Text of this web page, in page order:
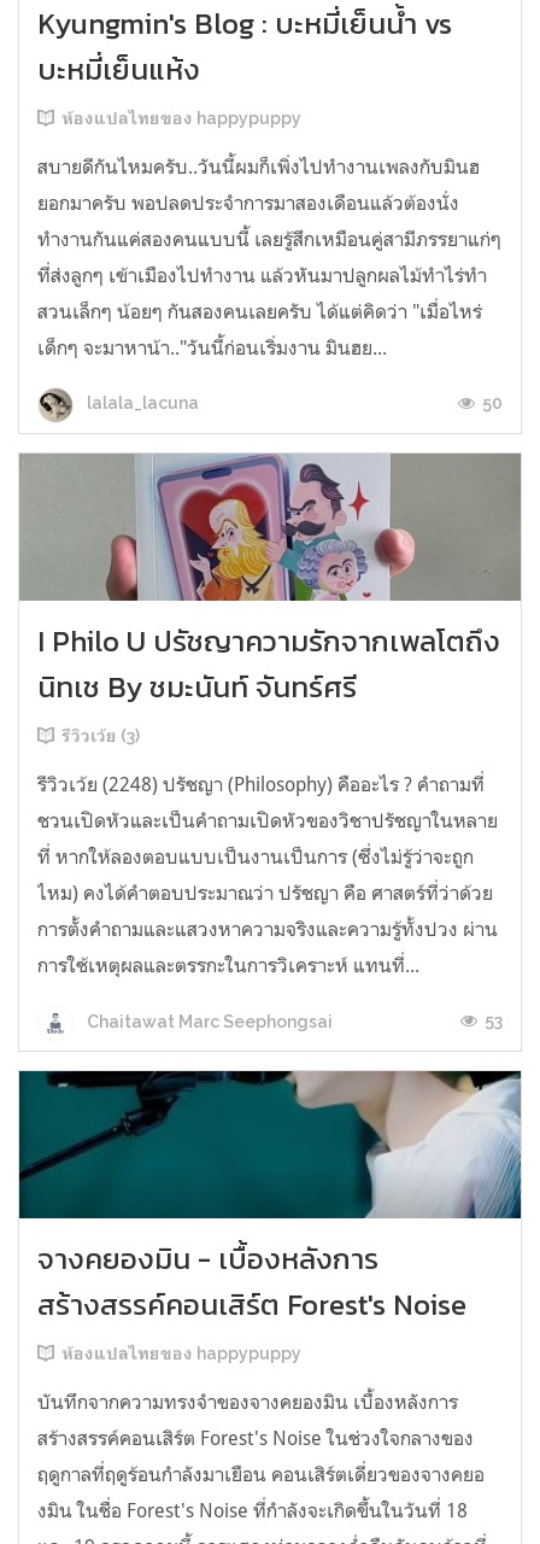
Kyungmin's Blog : บะหมี่เย็นน้ำ vs
บะหมี่เย็นแห้ง
ห้องแปลไทยของ happypuppy
สบายดีกันไหมครับ..วันนี้ผมก็เพิ่งไปทำงานเพลงกับมินฮ
ยอกมาครับ พอปลดประจำการมาสองเดือนแล้วต้องนั่ง
ทำงานกันแค่สองคนแบบนี้ เลยรู้สึกเหมือนคู่สามีภรรยาแก่ๆ
ที่ส่งลูกๆ เข้าเมืองไปทำงาน แล้วหันมาปลูกผลไม้ทำไร่ทำ
สวนเล็กๆ น้อยๆ กันสองคนเลยครับ ได้แต่คิดว่า "เมื่อไหร่
เด็กๆ จะมาหาน้า.."วันนี้ก่อนเริ่มงาน มินฮย...
lalala_lacuna 50
I Philo U ปรัชญาความรักจากเพลโตถึง
นิทเช By ชมะนันท์ จันทร์ศรี
รีวิวเว้ย (3)
รีวิวเว้ย (2248) ปรัชญา (Philosophy) คืออะไร ? คำถามที่
ชวนเปิดหัวและเป็นคำถามเปิดหัวของวิชาปรัชญาในหลาย
ที่ หากให้ลองตอบแบบเป็นงานเป็นการ (ซึ่งไม่รู้ว่าจะถูก
ไหม) คงได้คำตอบประมาณว่า ปรัชญา คือ ศาสตร์ที่ว่าด้วย
การตั้งคำถามและแสวงหาความจริงและความรู้ทั้งปวง ผ่าน
การใช้เหตุผลและตรรกะในการวิเคราะห์ แทนที่...
Chaitawat Marc Seephongsai 53
จางคยองมิน - เบื้องหลังการ
สร้างสรรค์คอนเสิร์ต Forest's Noise
ห้องแปลไทยของ happypuppy
บันทึกจากความทรงจำของจางคยองมิน เบื้องหลังการ
สร้างสรรค์คอนเสิร์ต Forest's Noise ในช่วงใจกลางของ
ฤดูกาลที่ฤดูร้อนกำลังมาเยือน คอนเสิร์ตเดี่ยวของจางคยอ
งมิน ในชื่อ Forest's Noise ที่กำลังจะเกิดขึ้นในวันที่ 18